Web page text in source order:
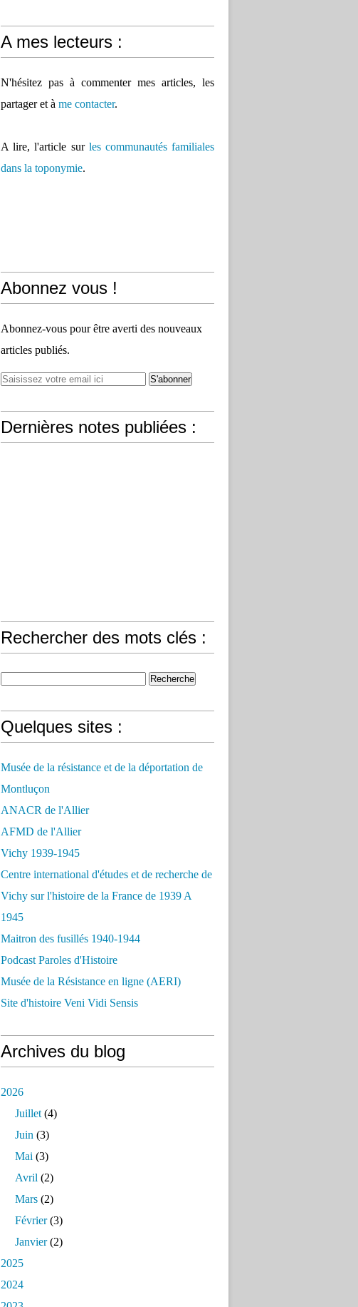
A mes lecteurs :
N'hésitez pas à commenter mes articles, les
partager et à me contacter.
A lire, l'article sur les communautés familiales
dans la toponymie.
Abonnez vous !
Abonnez-vous pour être averti des nouveaux
articles publiés.
Dernières notes publiées :
Rechercher des mots clés :
Quelques sites :
Musée de la résistance et de la déportation de
Montluçon
ANACR de l'Allier
AFMD de l'Allier
Vichy 1939-1945
Centre international d'études et de recherche de
Vichy sur l'histoire de la France de 1939 A
1945
Maitron des fusillés 1940-1944
Podcast Paroles d'Histoire
Musée de la Résistance en ligne (AERI)
Site d'histoire Veni Vidi Sensis
Archives du blog
2026
Juillet (4)
Juin (3)
Mai (3)
Avril (2)
Mars (2)
Février(3)
Janvier(2)
2025
2024